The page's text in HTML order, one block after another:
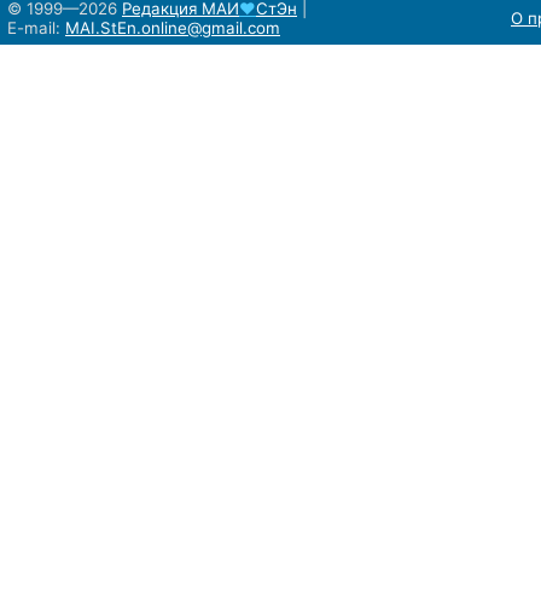
© 1999—2026 Редакция МАИ♥СтЭн
E-mail: MAI.StEn.online@gmail.com О